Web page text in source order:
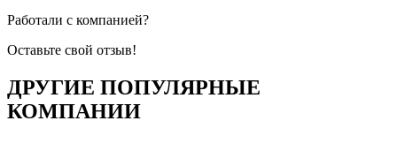
Работали с компанией?
Оставьте свой отзыв!
ДРУГИЕ ПОПУЛЯРНЫЕ
КОМПАНИИ